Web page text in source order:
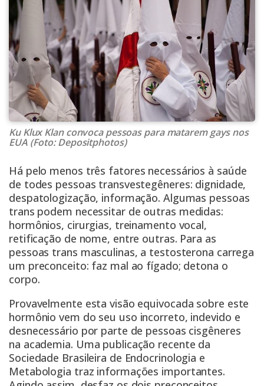
Ku Klux Klan convoca pessoas para matarem gays nos
EUA (Foto: Depositphotos)
Há pelo menos três fatores necessários à saúde
de todes pessoas transvestegêneres: dignidade,
despatologização, informação. Algumas pessoas
trans podem necessitar de outras medidas:
hormônios, cirurgias, treinamento vocal,
retificação de nome, entre outras. Para as
pessoas trans masculinas, a testosterona carrega
um preconceito: faz mal ao fígado; detona o
corpo.
Provavelmente esta visão equivocada sobre este
hormônio vem do seu uso incorreto, indevido e
desnecessário por parte de pessoas cisgêneres
na academia. Uma publicação recente da
Sociedade Brasileira de Endocrinologia e
Metabologia traz informações importantes.